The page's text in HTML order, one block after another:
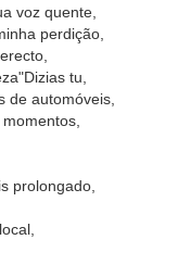
voz quente,
perdição,
tu,
de automóveis,
prolongado,